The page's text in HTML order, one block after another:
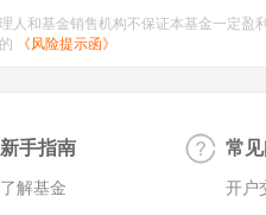
人和基金销售机构不保证本基金一定
《风险提示函》
新手指南
了解基金
常
开户